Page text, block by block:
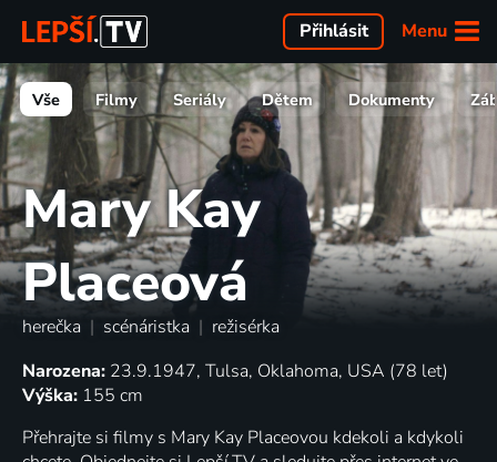
Menu
Přihlásit
Vše Filmy Seriály Dětem Dokumenty
Mary Kay
Placeová
herečka | scénáristka | režisérka
Narozena: 23.9.1947, Tulsa, Oklahoma, USA (78 let)
Výška: 155 cm
Přehrajte si filmy s Mary Kay Placeovou kdekoli a kdykoli